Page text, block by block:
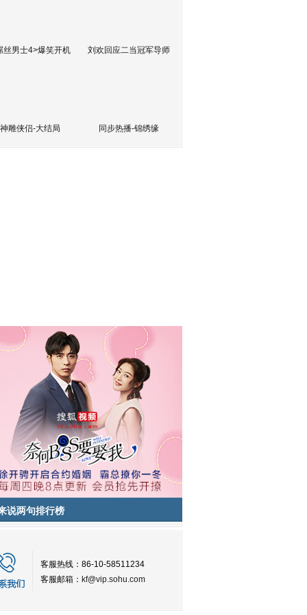
丝男士4>爆笑开机 刘欢回应二当冠军导师
神雕侠侣-大结局 同步热播-锦绣缘
说两句排行榜
客服热线：86-10-58511234
客服邮箱： kf@vip.sohu.com